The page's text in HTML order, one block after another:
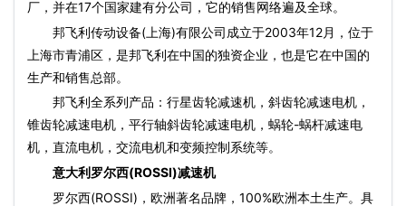
厂，并在17个国家建有分公司，它的销售网络遍及全球。
邦飞利传动设备(上海)有限公司成立于2003年12月，位于
上海市青浦区，是邦飞利在中国的独资企业，也是它在中国的
生产和销售总部。
邦飞利全系列产品：行星齿轮减速机，斜齿轮减速电机，
锥齿轮减速电机，平行轴斜齿轮减速电机，蜗轮-蜗杆减速电
机，直流电机，交流电机和变频控制系统等。
意大利罗尔西(ROSSI)减速机
罗尔西(ROSSI)，欧洲著名品牌，100%欧洲本土生产。具